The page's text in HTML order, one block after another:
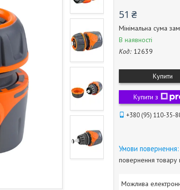
51 ₴
Мінімальна сума
В наявності
Код: 12639
Купити
Купити з
+380 (95) 110-35-
повернення